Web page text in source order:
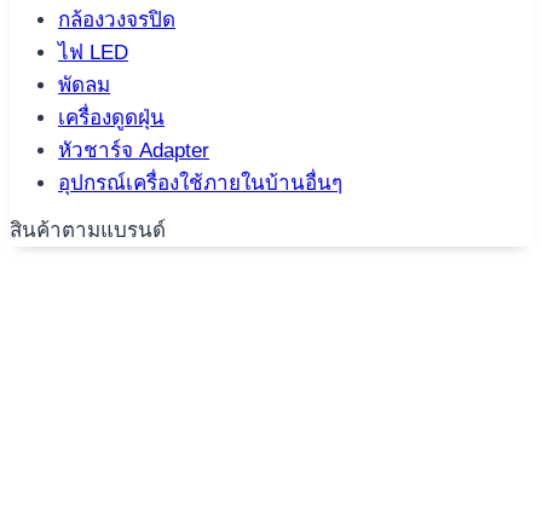
กล้องวงจรปิด
ไฟ LED
พัดลม
เครื่องดูดฝุ่น
หัวชาร์จ Adapter
อุปกรณ์เครื่องใช้ภายในบ้านอื่นๆ
สินค้าตามแบรนด์